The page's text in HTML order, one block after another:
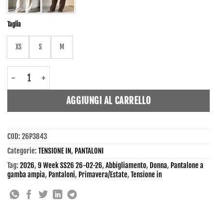
Taglia
XS S M
AGGIUNGI AL CARRELLO
COD: 26P3843
Categorie: TENSIONE IN, PANTALONI
Tag: 2026, 9 Week SS26 26-02-26, Abbigliamento, Donna, Pantalone a
gamba ampia, Pantaloni, Primavera/Estate, Tensione in